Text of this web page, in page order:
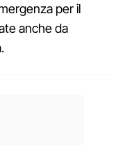
per il
anche da